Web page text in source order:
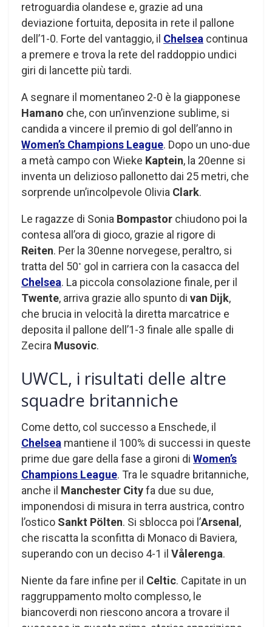
retroguardia olandese e, grazie ad una
deviazione fortuita, deposita in rete il pallone
dell’1-0. Forte del vantaggio, il Chelsea continua
a premere e trova la rete del raddoppio undici
giri di lancette più tardi.
A segnare il momentaneo 2-0 è la giapponese
Hamano che, con un’invenzione sublime, si
candida a vincere il premio di gol dell’anno in
Women’s Champions League. Dopo un uno-due
a metà campo con Wieke Kaptein, la 20enne si
inventa un delizioso pallonetto dai 25 metri, che
sorprende un’incolpevole Olivia Clark.
Le ragazze di Sonia Bompastor chiudono poi la
contesa all’ora di gioco, grazie al rigore di
Reiten. Per la 30enne norvegese, peraltro, si
tratta del 50° gol in carriera con la casacca del
Chelsea. La piccola consolazione finale, per il
Twente, arriva grazie allo spunto di van Dijk,
che brucia in velocità la diretta marcatrice e
deposita il pallone dell’1-3 finale alle spalle di
Zecira Musovic.
UWCL, i risultati delle altre
squadre britanniche
Come detto, col successo a Enschede, il
Chelsea mantiene il 100% di successi in queste
prime due gare della fase a gironi di Women’s
Champions League. Tra le squadre britanniche,
anche il Manchester Cityfa due su due,
imponendosi di misura in terra austrica, contro
l’ostico Sankt Pölten. Si sblocca poi l’Arsenal ,
che riscatta la sconfitta di Monaco di Baviera,
superando con un deciso 4-1 il Vålerenga.
Niente da fare infine per il Celtic. Capitate in un
raggruppamento molto complesso, le
biancoverdi non riescono ancora a trovare il